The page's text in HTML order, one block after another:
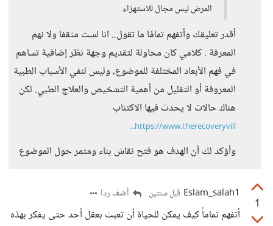
المرض ليس مجال للاستهزاء
أقدر تعليقك وأتفهم تمامًا ما تقول.. انا لست مثقفا ولا نهم
المعرفة . كلامي كان محاولة لتقديم وجهة نظر إضافية تساهم
في فهم الأبعاد المختلفة للموضوع، وليس لنفي الأسباب الطبية
المعروفة أو التقليل من أهمية التشخيص والعلاج الطبي. لكن
هناك حالات لا يحدث فيها الاكتئاب
https://www.therecoveryvill...
وأؤكد لك أن الهدف هو فتح نقاش بناء ومثمر حول الموضوع
1
Eslam_salah1 قبل سنتين أضف ردا
أتفهم تماماً كيف يمكن للحياة أن تعبث بعقل أحد حتى يفكر بهذه